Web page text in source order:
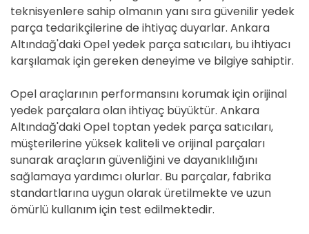
teknisyenlere sahip olmanın yanı sıra güvenilir yedek
parça tedarikçilerine de ihtiyaç duyarlar. Ankara
Altındağ'daki Opel yedek parça satıcıları, bu ihtiyacı
karşılamak için gereken deneyime ve bilgiye sahiptir.
Opel araçlarının performansını korumak için orijinal
yedek parçalara olan ihtiyaç büyüktür. Ankara
Altındağ'daki Opel toptan yedek parça satıcıları,
müşterilerine yüksek kaliteli ve orijinal parçaları
sunarak araçların güvenliğini ve dayanıklılığını
sağlamaya yardımcı olurlar. Bu parçalar, fabrika
standartlarına uygun olarak üretilmekte ve uzun
ömürlü kullanım için test edilmektedir.